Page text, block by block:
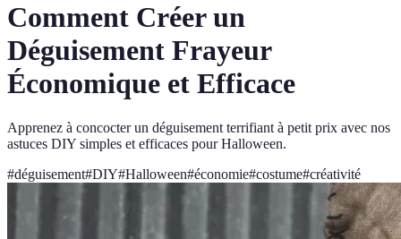
Comment Créer un
Déguisement Frayeur
Économique et Efficace
Apprenez à concocter un déguisement terrifiant à petit prix avec nos
astuces DIY simples et efficaces pour Halloween.
#déguisement#DIY#Halloween#économie#costume#créativité